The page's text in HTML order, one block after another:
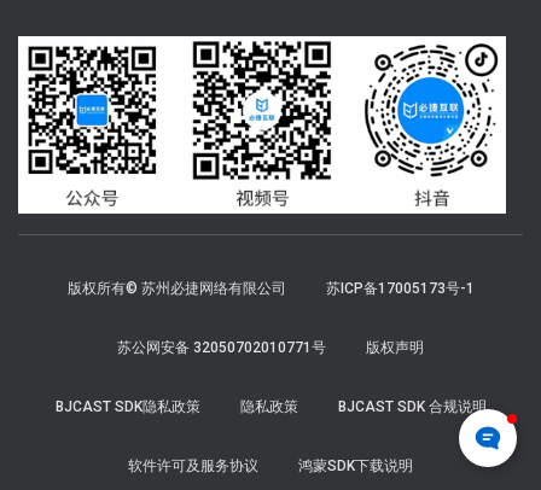
版权所有© 苏州必捷网络有限公司 苏ICP备17005173号-1
苏公网安备 32050702010771号 版权声明
BJCAST SDK隐私政策 隐私政策 BJCAST SDK 合规说明
软件许可及服务协议 鸿蒙SDK下载说明